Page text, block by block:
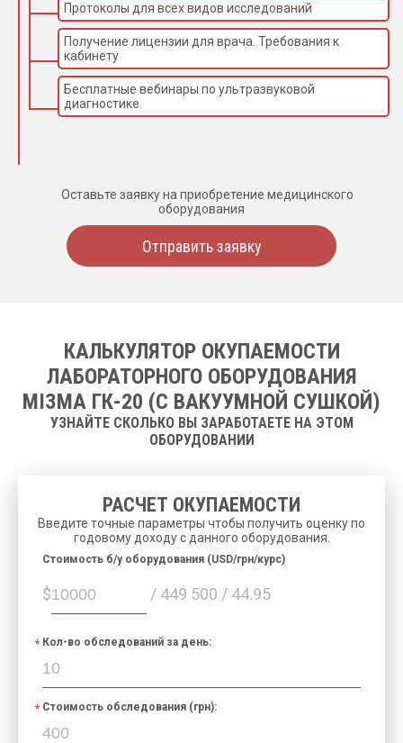
Протоколы для всех видов исследований
Получение лицензии для врача. Требования к
кабинету
Бесплатные вебинары по ультразвуковой
диагностике
Оставьте заявку на приобретение медицинского
оборудования
Отправить заявку
КАЛЬКУЛЯТОР ОКУПАЕМОСТИ
ЛАБОРАТОРНОГО ОБОРУДОВАНИЯ
МІЗМА ГК-20 (С ВАКУУМНОЙ СУШКОЙ)
УЗНАЙТЕ СКОЛЬКО ВЫ ЗАРАБОТАЕТЕ НА ЭТОМ
ОБОРУДОВАНИИ
РАСЧЕТ ОКУПАЕМОСТИ
Введите точные параметры чтобы получить оценку по
годовому доходу с данного оборудования.
$ / 449 500 / 44.95
Cтоимость б/у оборудования (USD/грн/курс)
Кол-во обследований за день:
Стоимость обследования (грн):